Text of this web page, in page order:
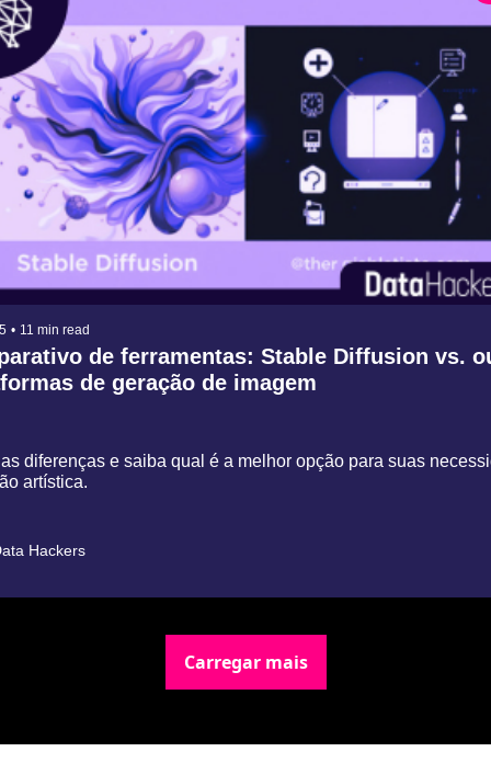
• 11 min read
de ferramentas: Stable Diffusion vs.
de geração de imagem
diferenças e saiba qual é a melhor opção para suas
artística.
Hackers
Carregar mais